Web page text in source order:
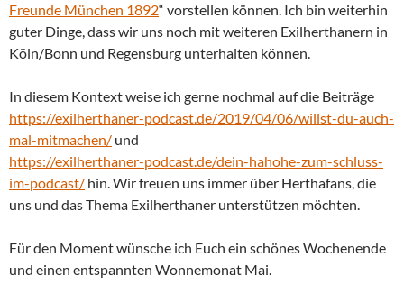
Freunde München 1892“ vorstellen können. Ich bin weiterhin
guter Dinge, dass wir uns noch mit weiteren Exilherthanern in
Köln/Bonn und Regensburg unterhalten können.
In diesem Kontext weise ich gerne nochmal auf die Beiträge
https://exilherthaner-podcast.de/2019/04/06/willst-du-auch-
mal-mitmachen/ und
https://exilherthaner-podcast.de/dein-hahohe-zum-schluss-
im-podcast/ hin. Wir freuen uns immer über Herthafans, die
uns und das Thema Exilherthaner unterstützen möchten.
Für den Moment wünsche ich Euch ein schönes Wochenende
und einen entspannten Wonnemonat Mai.